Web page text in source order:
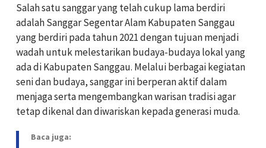
Salah satu sanggar yang telah cukup lama berdiri
adalah Sanggar Segentar Alam Kabupaten Sanggau
yang berdiri pada tahun 2021 dengan tujuan menjadi
wadah untuk melestarikan budaya-budaya lokal yang
ada di Kabupaten Sanggau. Melalui berbagai kegiatan
seni dan budaya, sanggar ini berperan aktif dalam
menjaga serta mengembangkan warisan tradisi agar
tetap dikenal dan diwariskan kepada generasi muda.
Baca juga: